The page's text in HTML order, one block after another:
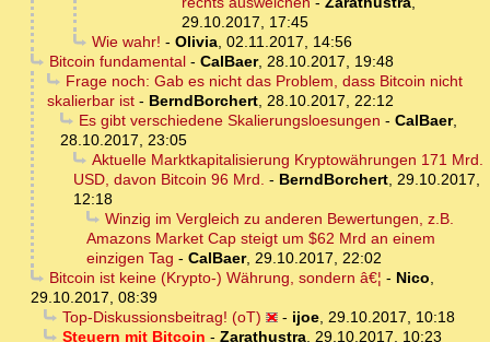
29.10.2017, 17:45
Wie wahr! - Olivia, 02.11.2017, 14:56
Bitcoin fundamental- CalBaer, 28.10.2017, 19:48
Frage noch: Gab es nicht das Problem, dass Bitcoin nicht
skalierbar ist - BerndBorchert, 28.10.2017, 22:12
Es gibt verschiedene Skalierungsloesungen - CalBaer,
28.10.2017, 23:05
Aktuelle Marktkapitalisierung Kryptowährungen 171 Mrd.
USD, davon Bitcoin 96 Mrd. - BerndBorchert, 29.10.2017,
12:18
Winzig im Vergleich zu anderen Bewertungen, z.B.
Amazons Market Cap steigt um $62 Mrd an einem
einzigen Tag - CalBaer, 29.10.2017, 22:02
Bitcoin ist keine (Krypto-) Währung, sondern â€¦ - Nico,
29.10.2017, 08:39
Top-Diskussionsbeitrag! (oT)
- ijoe, 29.10.2017, 10:18
Steuern mit Bitcoin - Zarathustra, 29.10.2017, 10:23